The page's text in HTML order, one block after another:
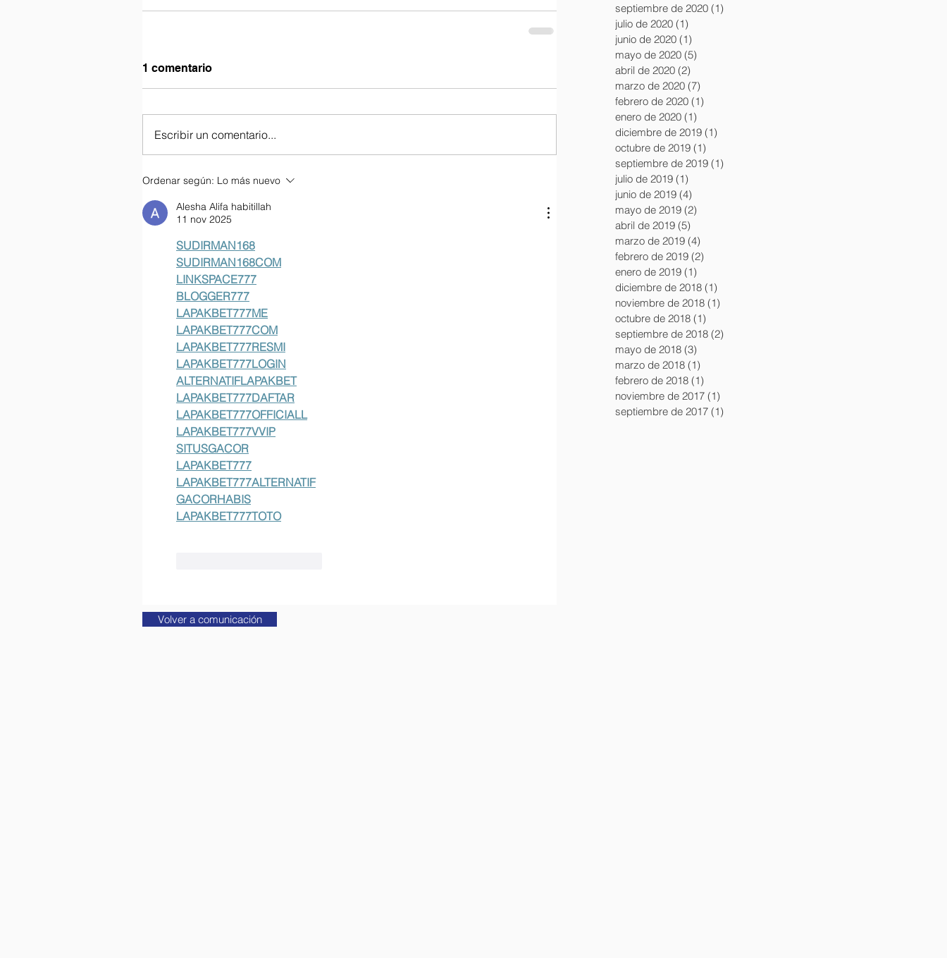
1 comentario
Escribir un comentario...
Ordenar según: Lo más nuevo
Alesha Alifa habitillah
11 nov 2025
SUDIRMAN168
SUDIRMAN168COM
LINKSPACE777
BLOGGER777
LAPAKBET777ME
LAPAKBET777COM
LAPAKBET777RESMI
LAPAKBET777LOGIN
ALTERNATIFLAPAKBET
LAPAKBET777DAFTAR
LAPAKBET777OFFICIALL
LAPAKBET777VVIP
SITUSGACOR
LAPAKBET777
LAPAKBET777ALTERNATIF
GACORHABIS
LAPAKBET777TOTO
septiembre de 2020 (1)
julio de 2020 (1)
junio de 2020 (1)
mayo de 2020 (5)
abril de 2020 (2)
marzo de 2020 (7)
febrero de 2020 (1)
enero de 2020 (1)
diciembre de 2019 (1)
octubre de 2019 (1)
septiembre de 2019 (1)
julio de 2019 (1)
junio de 2019 (4)
mayo de 2019 (2)
abril de 2019 (5)
marzo de 2019 (4)
febrero de 2019 (2)
enero de 2019 (1)
diciembre de 2018 (1)
noviembre de 2018 (1)
octubre de 2018 (1)
septiembre de 2018 (2)
mayo de 2018 (3)
marzo de 2018 (1)
febrero de 2018 (1)
noviembre de 2017 (1)
septiembre de 2017 (1)
Volver a comunicación